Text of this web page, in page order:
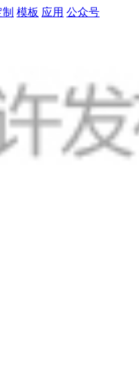
模板 应用 公众号